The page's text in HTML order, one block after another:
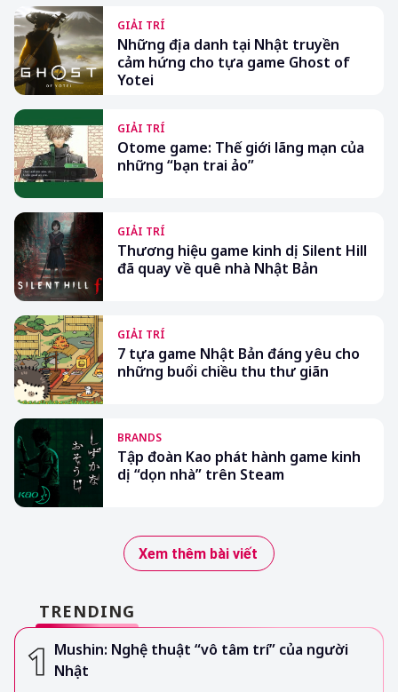
GIẢI TRÍ
Những địa danh tại Nhật truyền
cảm hứng cho tựa game Ghost of
Yotei
GIẢI TRÍ
Otome game: Thế giới lãng mạn của
những “bạn trai ảo”
GIẢI TRÍ
Thương hiệu game kinh dị Silent Hill
đã quay về quê nhà Nhật Bản
GIẢI TRÍ
7 tựa game Nhật Bản đáng yêu cho
những buổi chiều thu thư giãn
BRANDS
Tập đoàn Kao phát hành game kinh
dị “dọn nhà” trên Steam
Xem thêm bài viết
TRENDING
Mushin: Nghệ thuật “vô tâm trí” của người
Nhật